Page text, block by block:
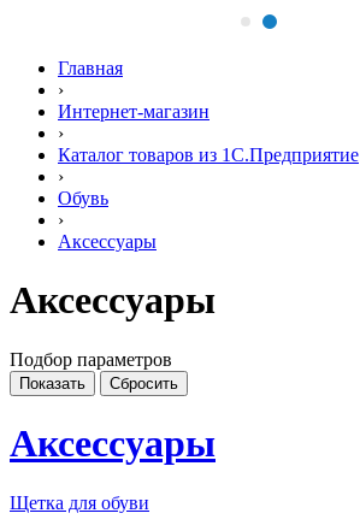
Главная
›
Интернет-магазин
›
Каталог товаров из 1С.Предприятие
›
Обувь
›
Аксессуары
Аксессуары
Подбор параметров
Аксессуары
Щетка для обуви